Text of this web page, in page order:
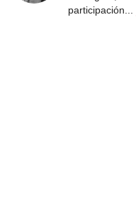
participación